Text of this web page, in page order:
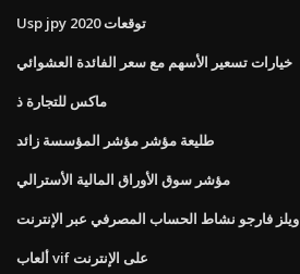
Usp jpy توقعات 2020
خيارات تسعير الأسهم مع سعر الفائدة العشوائي
ماكس للتجارة ذ
طليعة مؤشر مؤشر المؤسسة زائد
مؤشر سوق الأوراق المالية الأسترالي
ويلز فارجو نشاط الحساب المصرفي عبر الإنترنت
ألعاب vif على الإنترنت